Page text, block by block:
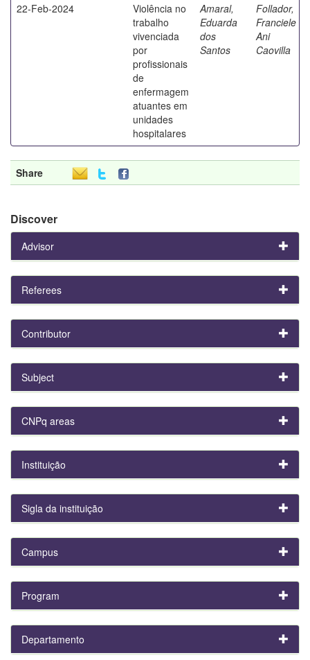
22-Feb-2024
Violência no
trabalho
vivenciada
por
profissionais
de
enfermagem
atuantes em
unidades
hospitalares
Amaral,
Eduarda
dos
Santos
Follador,
Franciele
Ani
Caovilla
Share
Discover
Advisor
Referees
Contributor
Subject
CNPq areas
Instituição
Sigla da instituição
Campus
Program
Departamento